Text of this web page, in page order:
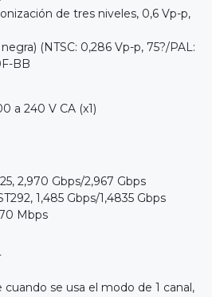
de tres niveles, 0,6 Vp-p,
(NTSC: 0,286 Vp-p, 75?/PAL:
BB
a 240 V CA (x1)
2,970 Gbps/2,967 Gbps
1,485 Gbps/1,4835 Gbps
Mbps
cuando se usa el modo de 1 canal,